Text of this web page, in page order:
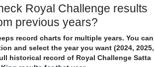
Royal Challenge results
previous years?
record charts for multiple years. You can
and select the year you want (2024, 2025,
historical record of Royal Challenge Satta